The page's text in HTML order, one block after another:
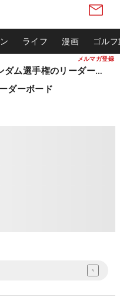
メルマガ登録
ライフ 漫画 ゴル
松山英樹ら出場 ウィンダム選手権のリーダーボード
ダーボード